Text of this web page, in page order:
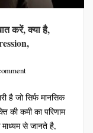
करें, क्या है,
है जो सिर्फ मानसिक
की कमी का परिणाम
से जानते है,